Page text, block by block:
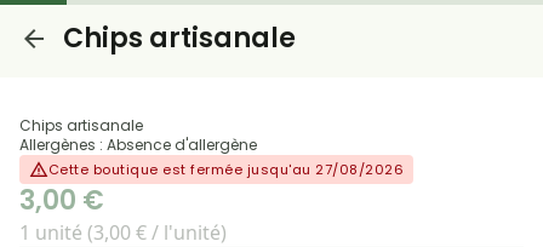
Chips artisanale
Chips artisanale
Allergènes : Absence d'allergène
Cette boutique est fermée jusqu'au 27/08/2026
3,00 €
1 unité (3,00 € / l'unité)